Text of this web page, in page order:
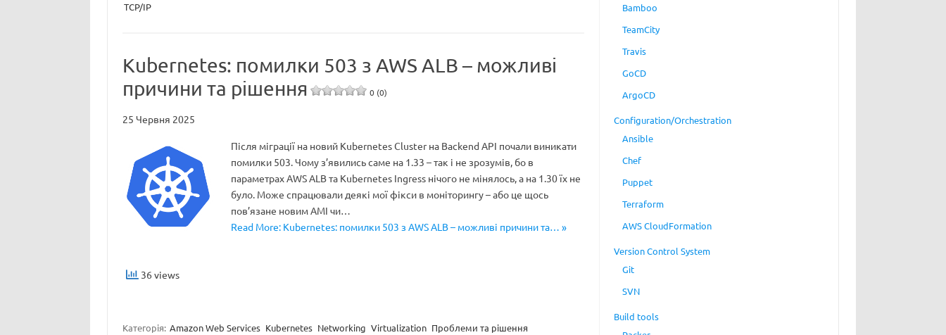
TCP/IP
Kubernetes: помилки 503 з AWS ALB – можливі
причини та рішення
0 (0)
25 Червня 2025
Після міграції на новий Kubernetes Cluster на Backend API почали виникати
помилки 503. Чому з’явились саме на 1.33 – так і не зрозумів, бо в
параметрах AWS ALB та Kubernetes Ingress нічого не мінялось, а на 1.30 їх не
було. Може спрацювали деякі мої фікси в моніторингу – або це щось
пов’язане новим AMI чи…
Read More: Kubernetes: помилки 503 з AWS ALB – можливі причини та… »
36 views
Категорія: Amazon Web Services Kubernetes Networking Virtualization Проблеми та рішення
Bamboo
TeamCity
Travis
GoCD
ArgoCD
Configuration/Orchestration
Ansible
Chef
Puppet
Terraform
AWS CloudFormation
Version Control System
Git
SVN
Build tools